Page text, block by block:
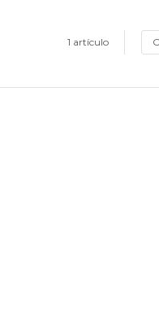
1 artículo